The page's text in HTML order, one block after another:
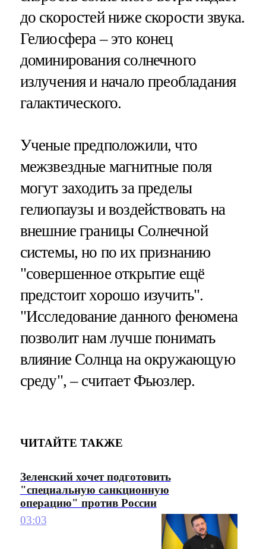
до скоростей ниже скорости звука.
Гелиосфера – это конец
доминирования солнечного
излучения и начало преобладания
галактического.
Ученые предположили, что
межзвездные магнитные поля
могут заходить за пределы
гелиопаузы и воздействовать на
внешние границы Солнечной
системы, но по их признанию
"совершенное открытие ещё
предстоит хорошо изучить".
"Исследование данного феномена
позволит нам лучше понимать
влияние Солнца на окружающую
среду", – считает Фьюзлер.
ЧИТАЙТЕ ТАКЖЕ
Зеленский хочет подготовить
"специальную санкционную
операцию" против России
03:03